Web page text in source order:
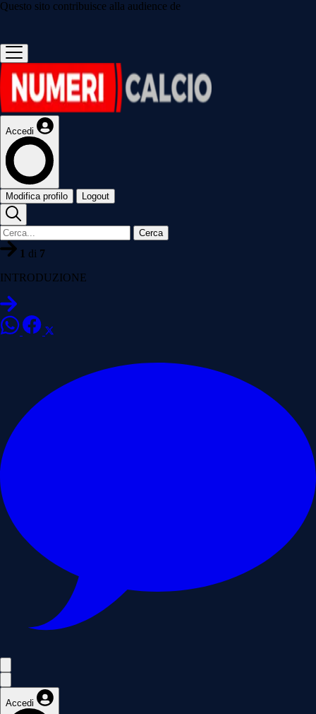
Questo sito contribuisce alla audience de
Accedi
Modifica profilo Logout
Cerca
1 di 7
INTRODUZIONE
Accedi